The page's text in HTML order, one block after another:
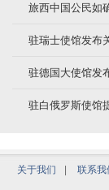
旅西中国公民如
驻瑞士使馆发布
驻德国大使馆发
驻白俄罗斯使馆
关于我们 | 联系我